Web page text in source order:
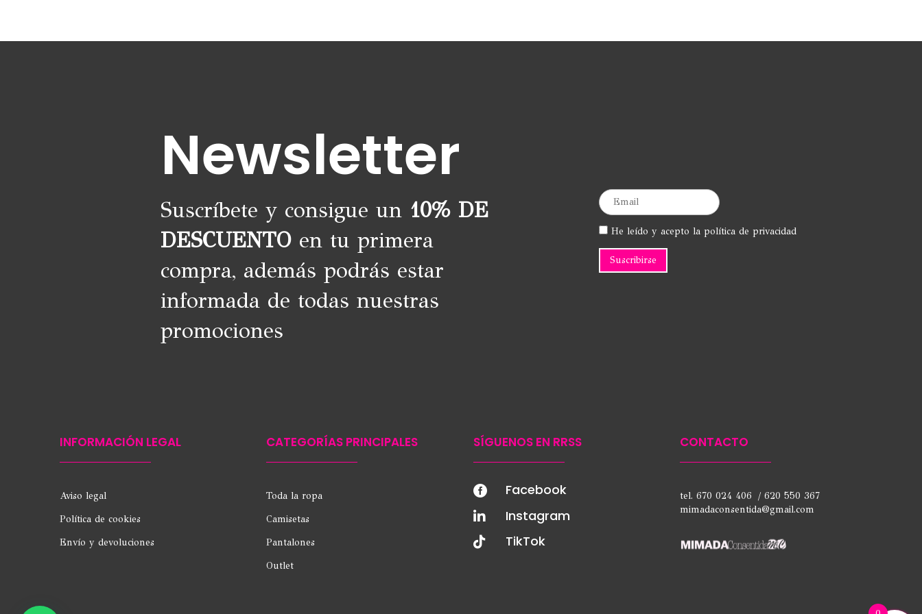
Las
Newsletter
Suscríbete y consigue un 10% DE
DESCUENTO en tu primera
compra, además podrás estar
informada de todas nuestras
promociones
He leído y acepto la política de privacidad
INFORMACIÓN LEGAL
Aviso legal
Política de cookies
Envío y devoluciones
CATEGORÍAS PRINCIPALES
Toda la ropa
Camisetas
Pantalones
Outlet
SÍGUENOS EN RRSS
 Facebook
 Instagram
 TikTok
CONTACTO
tel. 670 024 406 / 620 550 367
mimadaconsentida@gmail.com